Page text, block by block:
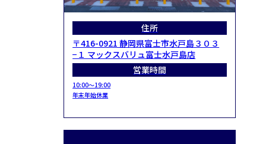
住所
〒416-0921 静岡県富士市水戸島３０３
−１ マックスバリュ富士水戸島店
営業時間
10:00～19:00
年末年始休業